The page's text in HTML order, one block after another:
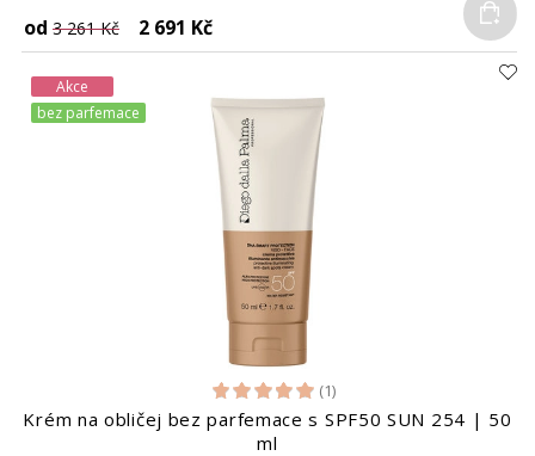
od 3 261 Kč 2 691 Kč
Akce
bez parfemace
(1)
Krém na obličej bez parfemace s SPF50 SUN 254 | 50
ml